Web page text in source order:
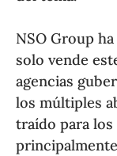
NSO Group
solo vende
agencias
los múltiples
traído para